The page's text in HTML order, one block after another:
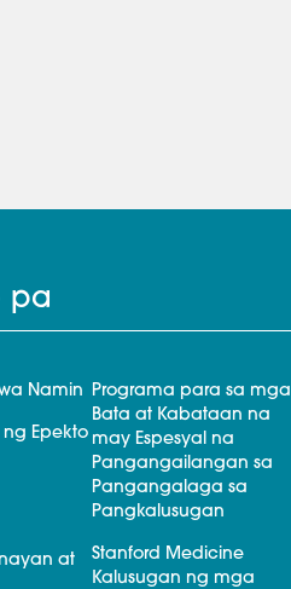
pa
Namin
Epekto
at
Programa para sa mga
Bata at Kabataan na
may Espesyal na
Pangangailangan sa
Pangangalaga sa
Pangkalusugan
Stanford Medicine
Kalusugan ng mga